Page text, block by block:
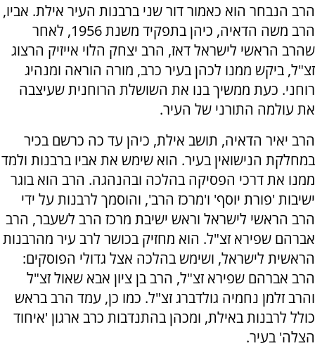
הרב הנבחר הוא כאמור דור שני ברבנות העיר אילת. אביו,
הרב משה הדאיה, כיהן בתפקיד משנת 1956, לאחר
שהרב הראשי לישראל דאז, הרב יצחק הלוי אייזיק הרצוג
זצ"ל, ביקש ממנו לכהן בעיר כרב, מורה הוראה ומנהיג
רוחני. כעת ממשיך בנו את השושלת הרוחנית שעיצבה
את עולמה התורני של העיר.
הרב יאיר הדאיה, תושב אילת, כיהן עד כה כרשם בכיר
במחלקת הנישואין בעיר. הוא שימש את אביו ברבנות ולמד
ממנו את דרכי הפסיקה בהלכה ובהנהגה. הרב הוא בוגר
ישיבות 'פורת יוסף' ו'מרכז הרב', והוסמך לרבנות על ידי
הרב הראשי לישראל וראש ישיבת מרכז הרב לשעבר, הרב
אברהם שפירא זצ"ל. הוא מחזיק בכושר לרב עיר מהרבנות
הראשית לישראל, ושימש בהלכה אצל גדולי הפוסקים:
הרב אברהם שפירא זצ"ל, הרב בן ציון אבא שאול זצ"ל
והרב זלמן נחמיה גולדברג זצ"ל. כמו כן, עמד הרב בראש
כולל לרבנות באילת, ומכהן בהתנדבות כרב ארגון 'איחוד
הצלה' בעיר.